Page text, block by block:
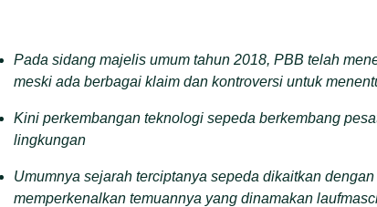
Pada sidang majelis umum tahun 2018, PBB telah
meski ada berbagai klaim dan kontroversi untuk
Kini perkembangan teknologi sepeda berkembang
lingkungan
Umumnya sejarah terciptanya sepeda dikaitkan
memperkenalkan temuannya yang dinamakan